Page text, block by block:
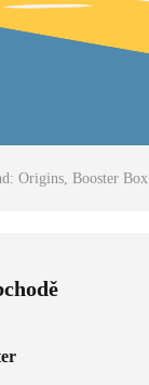
Origins, Booster Box